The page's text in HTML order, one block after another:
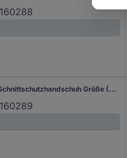
uvex D500 foam 6060410 Schnittschutzhandschuh Größe (Handschuhe): 10 EN 388 1 Paar